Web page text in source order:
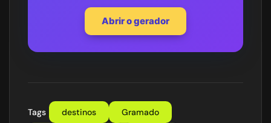
Abrir o gerador
Tags destinos
Gramado